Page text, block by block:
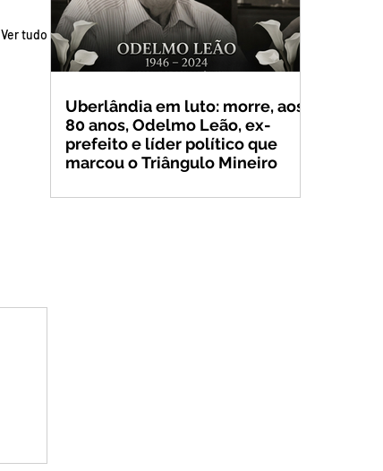
Ver tudo
Uberlândia em luto: morre, aos
80 anos, Odelmo Leão, ex-
prefeito e líder político que
marcou o Triângulo Mineiro